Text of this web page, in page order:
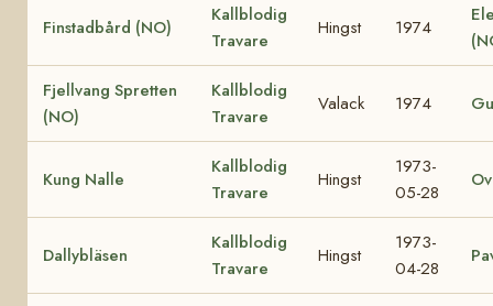
Finstadbård (NO)
Kallblodig
Travare
Hingst 1974
Fjellvang Spretten
(NO)
Kallblodig
Travare
Valack 1974
Kung Nalle
Kallblodig
Travare
Hingst
1973-
05-28
Dallybläsen
Kallblodig
Travare
Hingst
1973-
04-28